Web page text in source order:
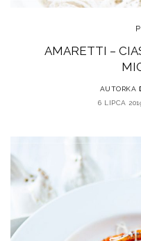
AMARETTI –
AUTORKA
6 LIPCA